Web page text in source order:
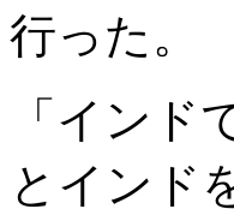
行った。
「イン
とインド